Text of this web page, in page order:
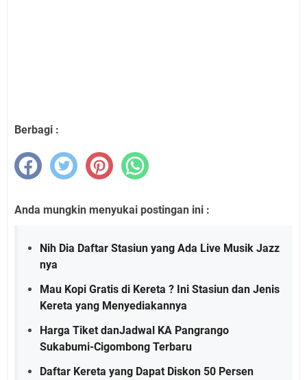
Berbagi :
Anda mungkin menyukai postingan ini :
Nih Dia Daftar Stasiun yang Ada Live Musik Jazz
nya
Mau Kopi Gratis di Kereta ? Ini Stasiun dan Jenis
Kereta yang Menyediakannya
Harga Tiket danJadwal KA Pangrango
Sukabumi-Cigombong Terbaru
Daftar Kereta yang Dapat Diskon 50 Persen